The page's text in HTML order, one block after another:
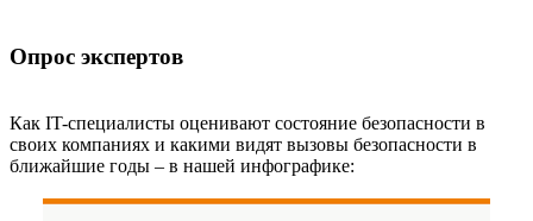
Опрос экспертов
Как IT-специалисты оценивают состояние безопасности в
своих компаниях и какими видят вызовы безопасности в
ближайшие годы – в нашей инфографике: